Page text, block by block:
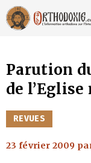
Aller
au
contenu
Parution
de l’Eglise
CATÉGORIES
REVUES
23 février 2009